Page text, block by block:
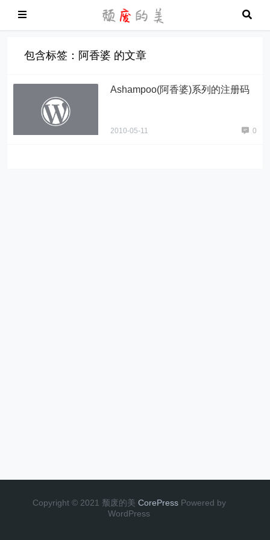
包含标签：阿香婆 的文章
Ashampoo(阿香婆)系列的注册码
2010-05-11 0
Copyright © 2021 颓废的美 CorePress Powered by
WordPress